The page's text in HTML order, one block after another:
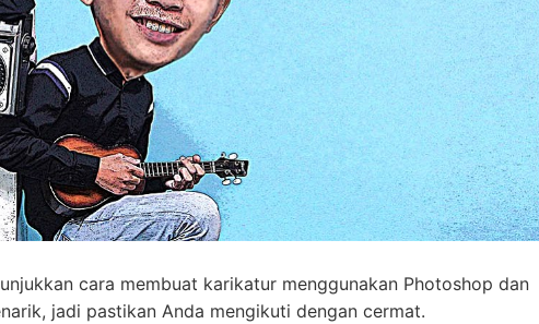
cara membuat karikatur menggunakan Photoshop dan
jadi pastikan Anda mengikuti dengan cermat.